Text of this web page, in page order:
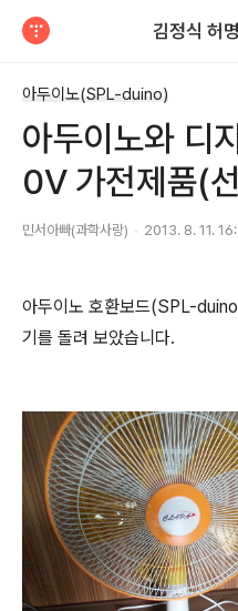
김정식 허
아두이노(SPL-duino)
아두이노와 디
0V 가전제품(
민서아빠(과학사랑) 2013. 8. 11.
아두이노 호환보드(SPL-
기를 돌려 보았습니다.